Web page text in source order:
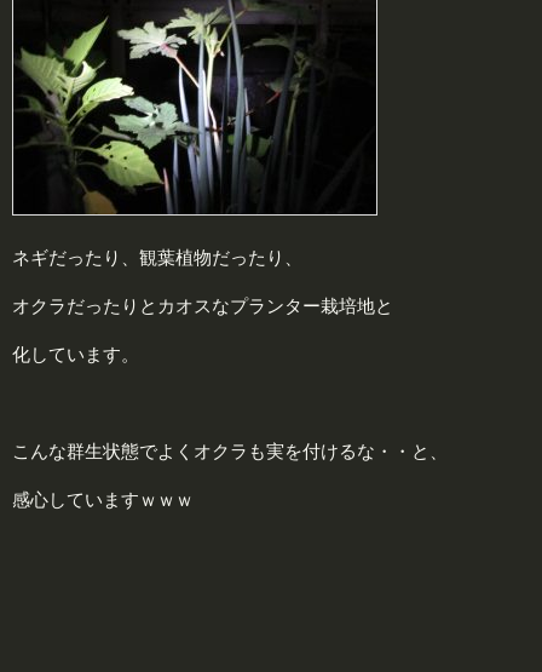
ネギだったり、観葉植物だったり、
オクラだったりとカオスなプランター栽培地と
化しています。
こんな群生状態でよくオクラも実を付けるな・・と、
感心していますｗｗｗ